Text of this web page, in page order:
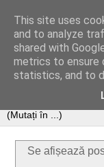
Se afișează
This site uses
and to analyze
shared with
metrics to ensure
statistics, and to